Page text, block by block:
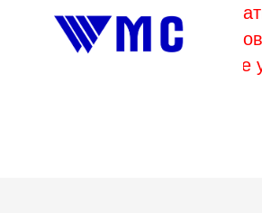
В связи с высокой
отпускных цен
цены на металл